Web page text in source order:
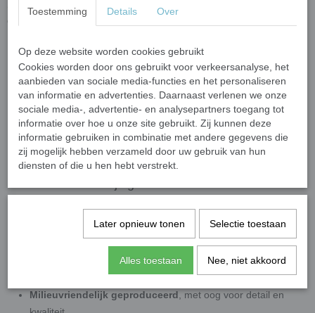
(geoxideerd koper). Perfect voor fijn mozaïekwerk, sieraden,
decoraties en buitenprojecten.
Kenmerken van de 4,8 mm micro mozaïeksteentjes
Afmetingen:4,8 x 4,8 mm – dikte 4 mm
Materiaal:Duurzaam gerecycled glas
Afwerking:
Glanzend of parelmoer, met licht bollende
bovenkant en afgeronde randjes
Kleuren:Leverbaar in losse kleuren en kleurmixen
Verpakking:20 gram (±120 steentjes)
slijtvast enweerbestendig
(UVA- en
Geschikt voor binnen en buiten , in alle
weersomstandigheden
Milieuvriendelijk geproduceerd , met oog voor detail en
Toestemming Details Over
Op deze website worden cookies gebruikt
Cookies worden door ons gebruikt voor verkeersanalyse, het
aanbieden van sociale media-functies en het personaliseren
van informatie en advertenties. Daarnaast verlenen we onze
sociale media-, advertentie- en analysepartners toegang tot
informatie over hoe u onze site gebruikt. Zij kunnen deze
informatie gebruiken in combinatie met andere gegevens die
zij mogelijk hebben verzameld door uw gebruik van hun
diensten of die u hen hebt verstrekt.
Later opnieuw tonen Selectie toestaan
Alles toestaan Nee, niet akkoord